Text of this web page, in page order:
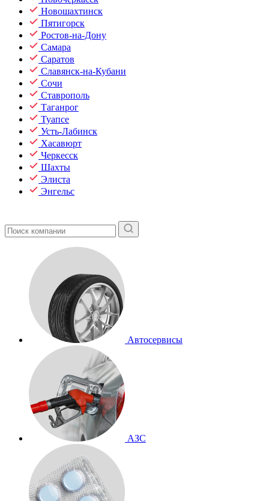
Новошахтинск
Пятигорск
Ростов-на-Дону
Самара
Саратов
Славянск-на-Кубани
Сочи
Ставрополь
Таганрог
Туапсе
Усть-Лабинск
Хасавюрт
Черкесск
Шахты
Элиста
Энгельс
Автосервисы
АЗС